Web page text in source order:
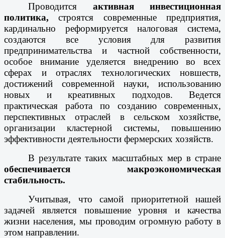
Проводится активная инвестиционная
политика, строятся современные предприятия,
кардинально реформируется налоговая система,
создаются все условия для развития
предпринимательства и частной собственности,
особое внимание уделяется внедрению во всех
сферах и отраслях технологических новшеств,
достижений современной науки, использованию
новых и креативных подходов. Ведется
практическая работа по созданию современных,
перспективных отраслей в сельском хозяйстве,
организации кластерной системы, повышению
эффективности деятельности фермерских хозяйств.
В результате таких масштабных мер в стране
обеспечивается макроэкономическая
стабильность.
Учитывая, что самой приоритетной нашей
задачей является повышение уровня и качества
жизни населения, мы проводим огромную работу в
этом направлении.